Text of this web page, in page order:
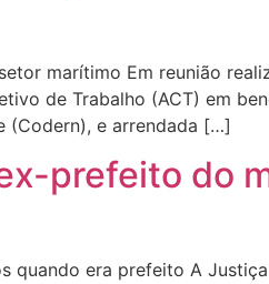
marítimo Em reunião
de Trabalho (ACT) em
(Codern), e arrendada […]
prefeito do
quando era prefeito A